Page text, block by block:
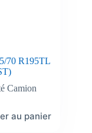
70 R195TL
Camion
au panier